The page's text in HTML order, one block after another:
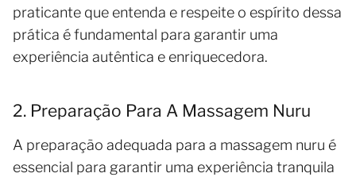
praticante que entenda e respeite o espírito dessa
prática é fundamental para garantir uma
experiência autêntica e enriquecedora.
2. Preparação Para A Massagem Nuru
A preparação adequada para a massagem nuru é
essencial para garantir uma experiência tranquila